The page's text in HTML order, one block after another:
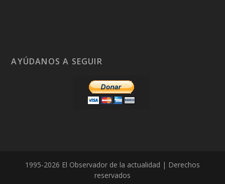
AYÚDANOS A SEGUIR
1995-2026 El Observador de la actualidad | Derechos
reservados